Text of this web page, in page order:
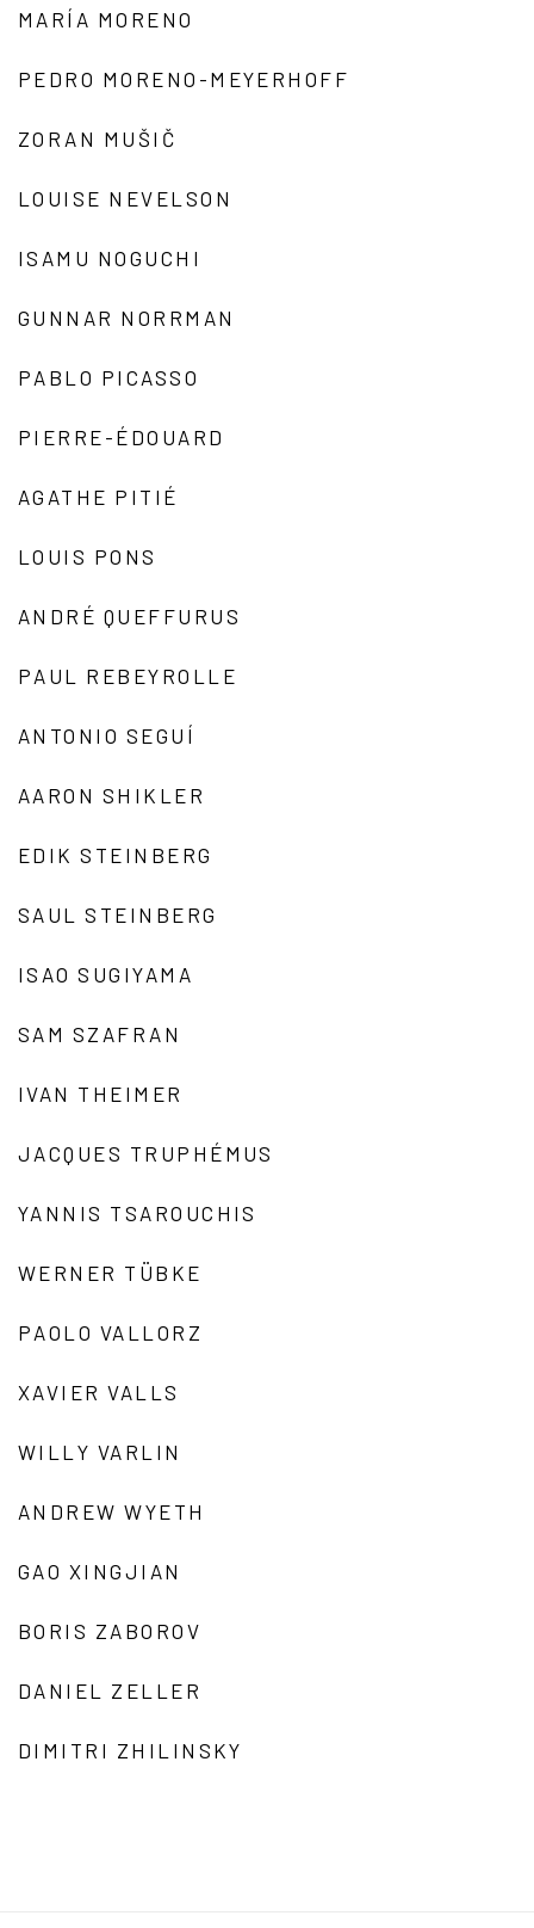
MARÍA MORENO
PEDRO MORENO-MEYERHOFF
ZORAN MUŠIČ
LOUISE NEVELSON
ISAMU NOGUCHI
GUNNAR NORRMAN
PABLO PICASSO
PIERRE-ÉDOUARD
AGATHE PITIÉ
LOUIS PONS
ANDRÉ QUEFFURUS
PAUL REBEYROLLE
ANTONIO SEGUÍ
AARON SHIKLER
EDIK STEINBERG
SAUL STEINBERG
ISAO SUGIYAMA
SAM SZAFRAN
IVAN THEIMER
JACQUES TRUPHÉMUS
YANNIS TSAROUCHIS
WERNER TÜBKE
PAOLO VALLORZ
XAVIER VALLS
WILLY VARLIN
ANDREW WYETH
GAO XINGJIAN
BORIS ZABOROV
DANIEL ZELLER
DIMITRI ZHILINSKY